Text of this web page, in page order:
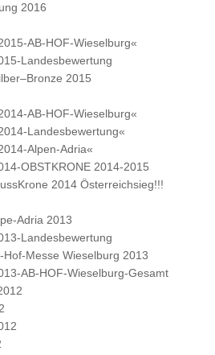
2016
AB-HOF-Wieselburg«
Landesbewertung
2015
AB-HOF-Wieselburg«
Landesbewertung«
Alpen-Adria«
OBSTKRONE 2014-2015
2014 Österreichsieg!!!
Adria 2013
Landesbewertung
Messe Wieselburg 2013
AB-HOF-Wieselburg-Gesamt